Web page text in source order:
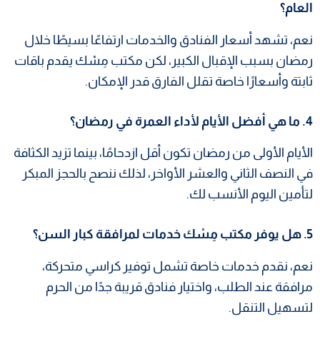
العام؟
نعم، تشهد أسعار الفنادق والخدمات ارتفاعًا بسيطًا خلال
رمضان بسبب الإقبال الكبير، لكن مكتب مِسْك يقدم باقات
ثابتة وأسعارًا خاصة تقلل الفارق قدر الإمكان.
4. ما هي أفضل الأيام لأداء العمرة في رمضان؟
الأيام الأولى من رمضان تكون أقل ازدحامًا، بينما تزيد الكثافة
في النصف الثاني والعشر الأواخر، لذلك ننصح بالحجز المبكر
لتأمين اليوم الأنسب لك.
5. هل يوفر مكتب مِسْك خدمات لمرافقة كبار السن؟
نعم، نقدم خدمات خاصة تشمل توفير كراسي متحركة،
مرافقة عند الطلب، واختيار فنادق قريبة جدًا من الحرم
لتسهيل التنقل.